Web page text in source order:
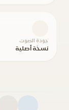
جودة الصوت
نسخة أصلية